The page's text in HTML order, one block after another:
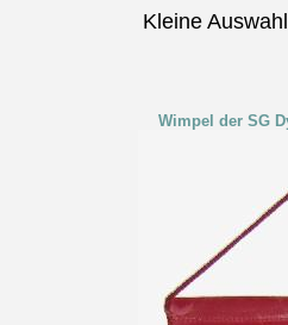
Kleine
Wimpel der SG